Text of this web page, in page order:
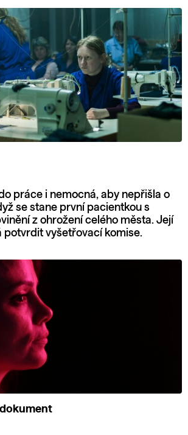
práce i nemocná, aby nepřišla o
se stane první pacientkou s
z ohrožení celého města. Její
potvrdit vyšetřovací komise.